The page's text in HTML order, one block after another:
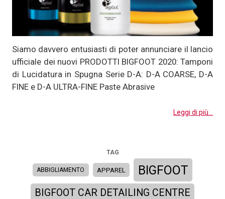
Siamo davvero entusiasti di poter annunciare il lancio
ufficiale dei nuovi PRODOTTI BIGFOOT 2020: Tamponi
di Lucidatura in Spugna Serie D-A: D-A COARSE, D-A
FINE e D-A ULTRA-FINE Paste Abrasive
Leggi di più...
TAG
ABBIGLIAMENTO APPAREL BIGFOOT
BIGFOOT CAR DETAILING CENTRE